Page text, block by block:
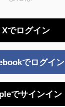
Xでログイン
でログイン
でサインイン